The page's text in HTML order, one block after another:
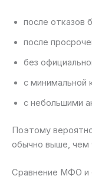
после отказов
после
без
с минимальной
с небольшими
Поэтому
обычно выше, чем
Сравнение МФО и